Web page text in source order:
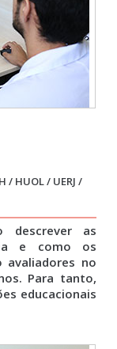
/ HUOL / UERJ /
descrever as
e como os
avaliadores no
Para tanto,
educacionais